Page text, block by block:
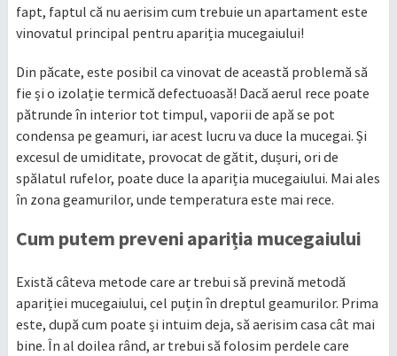
fapt, faptul că nu aerisim cum trebuie un apartament este
vinovatul principal pentru apariția mucegaiului!
Din păcate, este posibil ca vinovat de această problemă să
fie și o izolație termică defectuoasă! Dacă aerul rece poate
pătrunde în interior tot timpul, vaporii de apă se pot
condensa pe geamuri, iar acest lucru va duce la mucegai. Și
excesul de umiditate, provocat de gătit, dușuri, ori de
spălatul rufelor, poate duce la apariția mucegaiului. Mai ales
în zona geamurilor, unde temperatura este mai rece.
Cum putem preveni apariția mucegaiului
Există câteva metode care ar trebui să prevină metodă
apariției mucegaiului, cel puțin în dreptul geamurilor. Prima
este, după cum poate și intuim deja, să aerisim casa cât mai
bine. În al doilea rând, ar trebui să folosim perdele care